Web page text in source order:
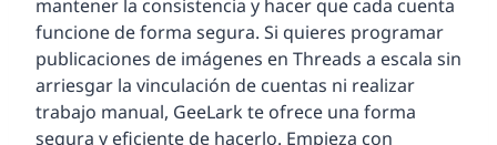
mantener la consistencia y hacer que cada cuenta
funcione de forma segura. Si quieres programar
publicaciones de imágenes en Threads a escala sin
arriesgar la vinculación de cuentas ni realizar
trabajo manual, GeeLark te ofrece una forma
segura y eficiente de hacerlo. Empieza con